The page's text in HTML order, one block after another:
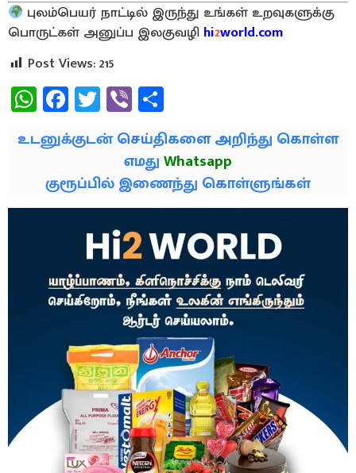
புலம்பெயர் நாட்டில் இருந்து உங்கள் உறவுகளுக்கு
பொருட்கள் அனுப்ப இலகுவழி hi2world.com
Post Views:215
WhatsApp
Facebook
Twitter
Viber
உடனுக்குடன் செய்திகளை அறிந்து கொள்ள
எமதுWhatsapp
குரூப்பில் இணைந்து கொள்ளுங்கள்